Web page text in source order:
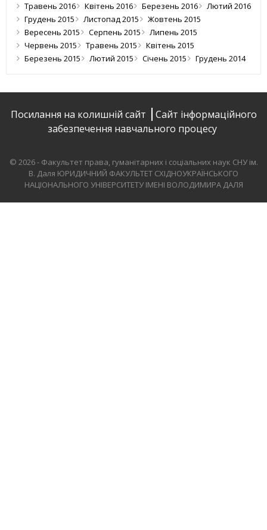
Травень 2016
Квітень 2016 Березень 2016
Лютий 2016
Грудень 2015
Листопад 2015
Жовтень 2015
Вересень 2015
Серпень 2015
Липень 2015
Червень 2015
Травень 2015
Квітень 2015
Березень 2015
Лютий 2015 Січень 2015 Грудень 2014
Посилання на колишній сайт
Сайт інформаційного
забезпечення навчального процесу
© 2026 - Факультет права, гуманітарних і соціальних наук СНУ ім.
В. Даля ЮРИДИЧНИЙ ФАКУЛЬТЕТ СХІДНОУКРАЇНСЬКОГО
НАЦІОНАЛЬНОГО УНІВЕРСИТЕТУ ІМЕНІ ВОЛОДИМИРА ДАЛЯ